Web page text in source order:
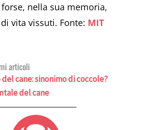
nella sua memoria,
vita vissuti. Fonte: MIT
articoli
cane: sinonimo di coccole?
del cane